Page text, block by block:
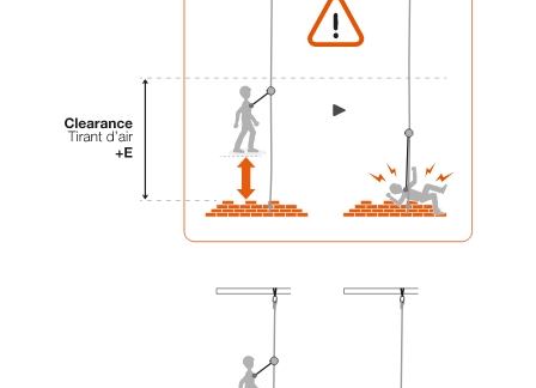
de la reproduire en autonomie.
Nous donnons des exemples de techniques
que nous ne décrivons pas ici.